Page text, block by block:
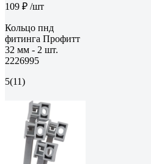
109 ₽ /шт
Кольцо пнд
фитинга Профитт
32 мм - 2 шт.
2226995
5(11)